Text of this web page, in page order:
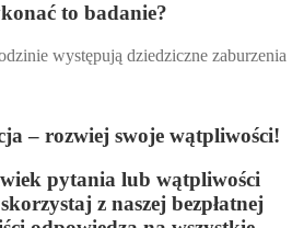
to badanie?
występują dziedziczne zaburzenia
– rozwiej swoje wątpliwości!
pytania lub wątpliwości
z naszej bezpłatnej